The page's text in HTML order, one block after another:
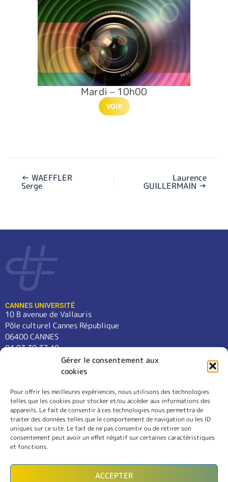
Gérer le consentement aux
cookies
Pour offrir les meilleures expériences, nous utilisons des technologies
telles que les cookies pour stocker et/ou accéder aux informations des
appareils. Le fait de consentir à ces technologies nous permettra de
traiter des données telles que le comportement de navigation ou les ID
uniques sur ce site. Le fait de ne pas consentir ou de retirer son
consentement peut avoir un effet négatif sur certaines caractéristiques
et fonctions.
ACCEPTER
Mardi – 10h00
VOIR
← WAEFFLER
Serge
Laurence
GUILLERMAIN →
CANNES UNIVERSITÉ
10 B avenue de Vallauris
Pôle culturel Cannes République
06400 CANNES
04 93 38 37 49
contact@cannes-universite.fr
COURS
LANGUES
CONFÉRENCES
SORTIES
L’ASSOCIATION